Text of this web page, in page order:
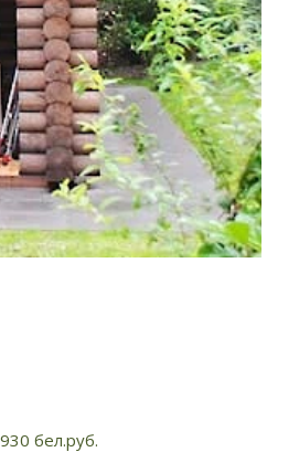
бел.руб.